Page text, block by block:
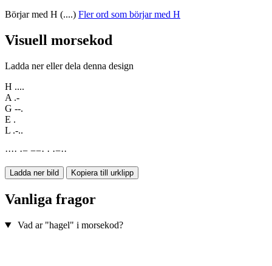
Börjar med H (....) Fler ord som börjar med H
Visuell morsekod
Ladda ner eller dela denna design
H ....
A .-
G --.
E .
L .-..
···· ·− −−· · ·−··
Ladda ner bild Kopiera till urklipp
Vanliga fragor
Vad ar "hagel" i morsekod?